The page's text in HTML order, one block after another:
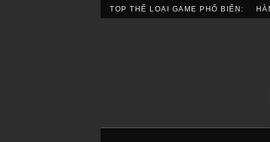
TOP THỂ LOẠI GAME PHỔ BIẾN: